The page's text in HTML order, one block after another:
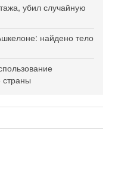
убил случайную
найдено тело
страны